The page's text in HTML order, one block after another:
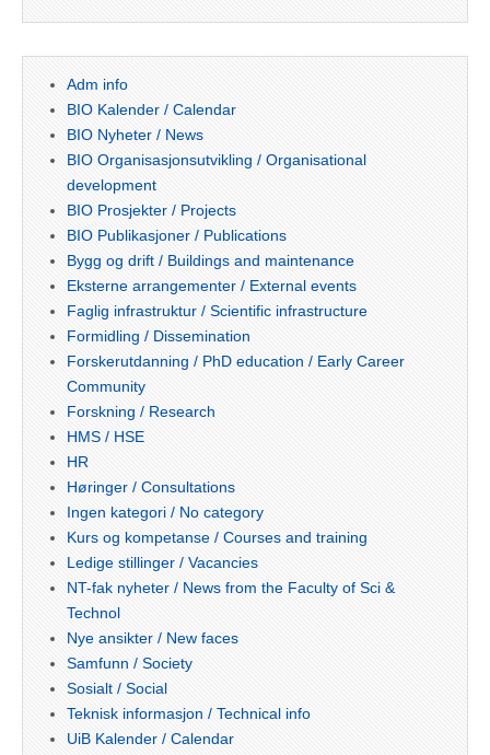
Adm info
BIO Kalender / Calendar
BIO Nyheter / News
BIO Organisasjonsutvikling / Organisational
development
BIO Prosjekter / Projects
BIO Publikasjoner / Publications
Bygg og drift / Buildings and maintenance
Eksterne arrangementer / External events
Faglig infrastruktur / Scientific infrastructure
Formidling / Dissemination
Forskerutdanning / PhD education / Early Career
Community
Forskning / Research
HMS / HSE
HR
Høringer / Consultations
Ingen kategori / No category
Kurs og kompetanse / Courses and training
Ledige stillinger / Vacancies
NT-fak nyheter / News from the Faculty of Sci &
Technol
Nye ansikter / New faces
Samfunn / Society
Sosialt / Social
Teknisk informasjon / Technical info
UiB Kalender / Calendar